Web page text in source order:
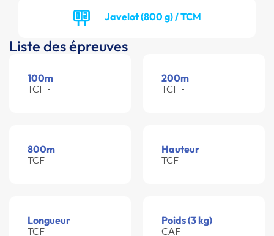
Javelot (800 g) / TCM
Liste des épreuves
100m
TCF -
200m
TCF -
800m
TCF -
Hauteur
TCF -
Longueur
TCF -
Poids (3 kg)
CAF -